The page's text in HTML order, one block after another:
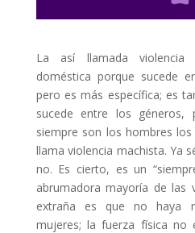
La así llamada violencia
doméstica porque sucede
pero es más específica; es
sucede entre los géneros,
siempre son los hombres
llama violencia machista. Ya
no. Es cierto, es un
abrumadora mayoría de las
extraña es que no haya
mujeres; la fuerza física no